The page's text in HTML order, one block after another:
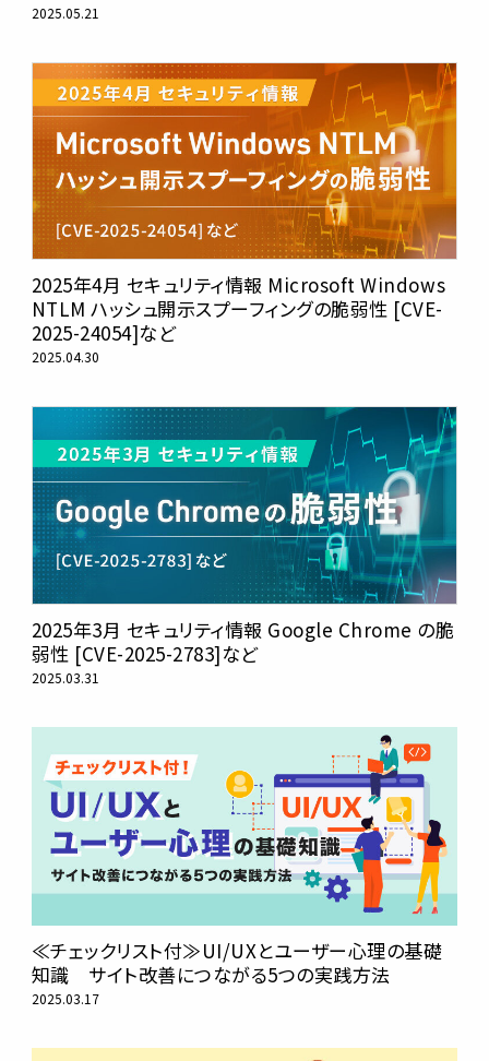
2025.05.21
2025年4月 セキュリティ情報 Microsoft Windows
NTLM ハッシュ開示スプーフィングの脆弱性 [CVE-
2025-24054]など
2025.04.30
2025年3月 セキュリティ情報 Google Chrome の脆
弱性 [CVE-2025-2783]など
2025.03.31
≪チェックリスト付≫UI/UXとユーザー心理の基礎
知識 サイト改善につながる5つの実践方法
2025.03.17